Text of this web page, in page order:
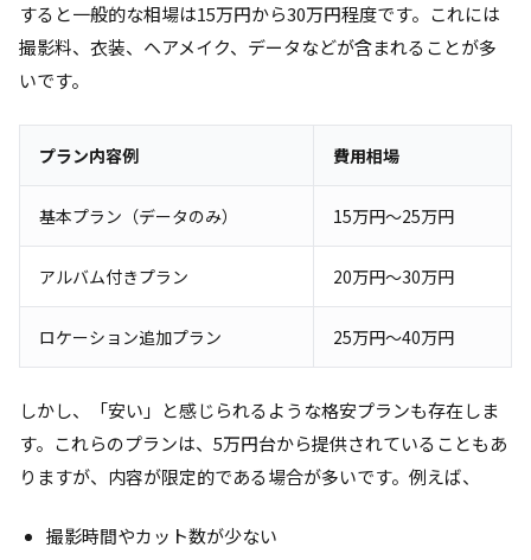
すると一般的な相場は15万円から30万円程度です。これには
撮影料、衣装、ヘアメイク、データなどが含まれることが多
いです。
プラン内容例 費用相場
基本プラン（データのみ） 15万円～25万円
アルバム付きプラン 20万円～30万円
ロケーション追加プラン 25万円～40万円
しかし、「安い」と感じられるような格安プランも存在しま
す。これらのプランは、5万円台から提供されていることもあ
りますが、内容が限定的である場合が多いです。例えば、
撮影時間やカット数が少ない